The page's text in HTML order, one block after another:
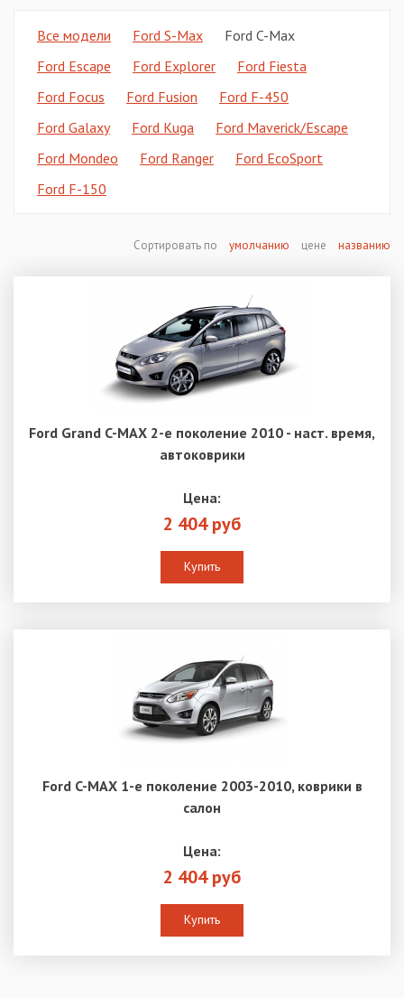
Все модели Ford S-Max
Ford C-Max
Ford Escape
Ford Explorer
Ford Fiesta
Ford Focus
Ford Fusion
Ford F-450
Ford Galaxy
Ford Kuga
Ford Maverick/Escape
Ford Mondeo
Ford Ranger
Ford EcoSport
Ford F-150
Сортировать по умолчанию цене названию
Ford Grand C-MAX 2-е поколение 2010 - наст. время,
автоковрики
Цена:
2 404 руб
Купить
Ford C-MAX 1-е поколение 2003-2010, коврики в
салон
Цена:
2 404 руб
Купить